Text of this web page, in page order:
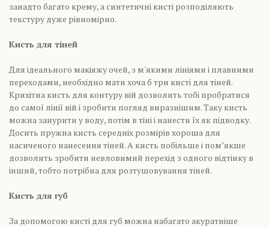
занадто багато крему, а синтетичні кисті розподіляють
текстуру дуже рівномірно.
Кисть для тіней
Для ідеального макіяжу очей, з м'якими лініями і плавними
переходами, необхідно мати хоча б три кисті для тіней.
Крихітна кисть для контуру вій дозволить тобі пробратися
до самої лінії вій і зробити погляд виразнішим. Таку кисть
можна занурити у воду, потім в тіні і нанести їх як підводку.
Досить пружна кисть середніх розмірів хороша для
насиченого нанесення тіней. А кисть побільше і пом’якше
дозволить зробити невловимий перехід з одного відтінку в
інший, тобто потрібна для розтушовування тіней.
Кисть для губ
За допомогою кисті для губ можна набагато акуратніше